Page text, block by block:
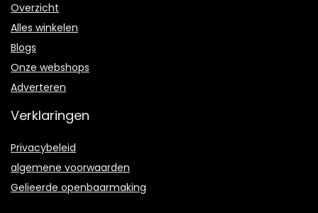
Overzicht
Alles winkelen
Blogs
Onze webshops
Adverteren
Verklaringen
Privacybeleid
algemene voorwaarden
Gelieerde openbaarmaking